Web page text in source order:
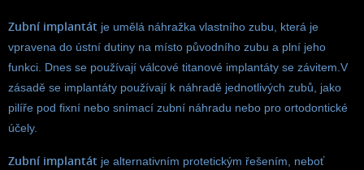
Zubní implantát je umělá náhražka vlastního zubu, která je
vpravena do ústní dutiny na místo původního zubu a plní jeho
funkci. Dnes se používají válcové titanové implantáty se závitem.V
zásadě se implantáty používají k náhradě jednotlivých zubů, jako
pilíře pod fixní nebo snímací zubní náhradu nebo pro ortodontické
účely.
Zubní implantát je alternativním protetickým řešením, neboť